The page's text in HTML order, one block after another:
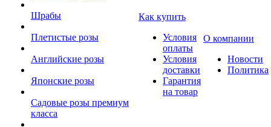
Шрабы
Плетистые розы
Английские розы
Японские розы
Садовые розы премиум
класса
Как купить
Условия
оплаты
Условия
доставки
Гарантия
на товар
О компании
Новости
Политика